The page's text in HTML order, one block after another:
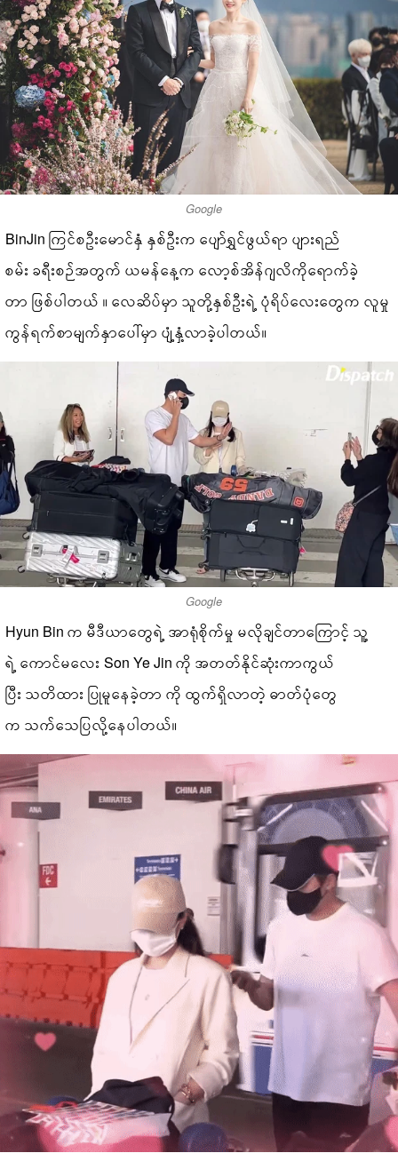
Google
BinJin ကြင်စဦးမောင်နှံ နှစ်ဦးက ပျော်ရွှင်ဖွယ်ရာ ပျားရည်
စမ်း ခရီးစဉ်အတွက် ယမန်နေ့က လော့စ်အိန်ဂျလိကိုရောက်ခဲ့
တာ ဖြစ်ပါတယ် ။ လေဆိပ်မှာ သူတို့နှစ်ဦးရဲ့ ပုံရိပ်လေးတွေက လူမှု
ကွန်ရက်စာမျက်နှာပေါ်မှာ ပျံ့နှံ့လာခဲ့ပါတယ်။
Google
Hyun Bin က မီဒီယာတွေရဲ့ အာရုံစိုက်မှု မလိုချင်တာကြောင့် သူ့
ရဲ့ ကောင်မလေး Son Ye Jin ကို အတတ်နိုင်ဆုံးကာကွယ်
ပြီး သတိထား ပြုမူနေခဲ့တာ ကို ထွက်ရှိလာတဲ့ ဓာတ်ပုံတွေ
က သက်သေပြလို့နေပါတယ်။